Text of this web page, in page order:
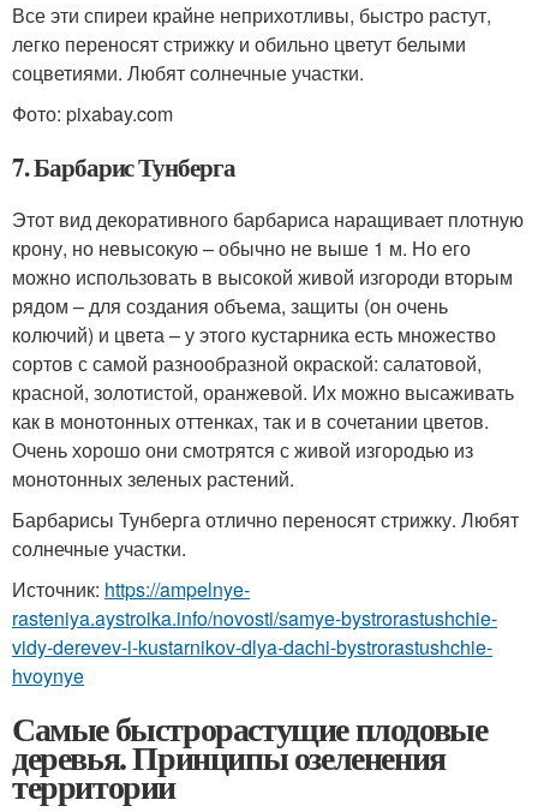
Все эти спиреи крайне неприхотливы, быстро растут,
легко переносят стрижку и обильно цветут белыми
соцветиями. Любят солнечные участки.
Фото: pixabay.com
7. Барбарис Тунберга
Этот вид декоративного барбариса наращивает плотную
крону, но невысокую – обычно не выше 1 м. Но его
можно использовать в высокой живой изгороди вторым
рядом – для создания объема, защиты (он очень
колючий) и цвета – у этого кустарника есть множество
сортов с самой разнообразной окраской: салатовой,
красной, золотистой, оранжевой. Их можно высаживать
как в монотонных оттенках, так и в сочетании цветов.
Очень хорошо они смотрятся с живой изгородью из
монотонных зеленых растений.
Барбарисы Тунберга отлично переносят стрижку. Любят
солнечные участки.
Источник: https://ampelnye-
rasteniya.aystroika.info/novosti/samye-bystrorastushchie-
vidy-derevev-i-kustarnikov-dlya-dachi-bystrorastushchie-
hvoynye
Самые быстрорастущие плодовые
деревья. Принципы озеленения
территории